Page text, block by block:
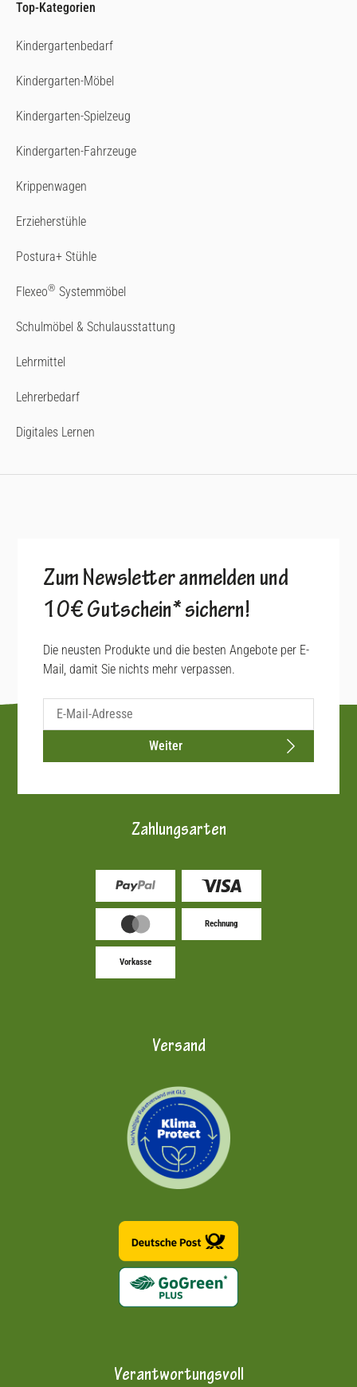
Top-Kategorien
Kindergartenbedarf
Kindergarten-Möbel
Kindergarten-Spielzeug
Kindergarten-Fahrzeuge
Krippenwagen
Erzieherstühle
Postura+ Stühle
Flexeo® Systemmöbel
Schulmöbel & Schulausstattung
Lehrmittel
Lehrerbedarf
Digitales Lernen
Zum Newsletter anmelden und
10€ Gutschein* sichern!
Die neusten Produkte und die besten Angebote per E-
Mail, damit Sie nichts mehr verpassen.
Weiter
Zahlungsarten
Rechnung
Vorkasse
Versand
Verantwortungsvoll